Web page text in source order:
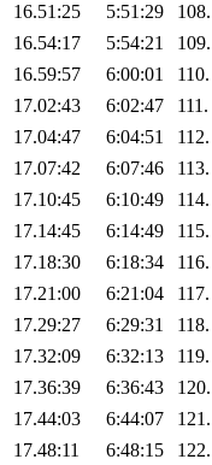
16.51:25
5:51:29 108.
16.54:17
5:54:21 109.
16.59:57
6:00:01 110.
17.02:43
6:02:47 111.
17.04:47
6:04:51 112.
17.07:42
6:07:46 113.
17.10:45
6:10:49 114.
17.14:45
6:14:49 115.
17.18:30
6:18:34 116.
17.21:00
6:21:04 117.
17.29:27
6:29:31 118.
17.32:09
6:32:13 119.
17.36:39
6:36:43 120.
17.44:03
6:44:07 121.
17.48:11
6:48:15 122.